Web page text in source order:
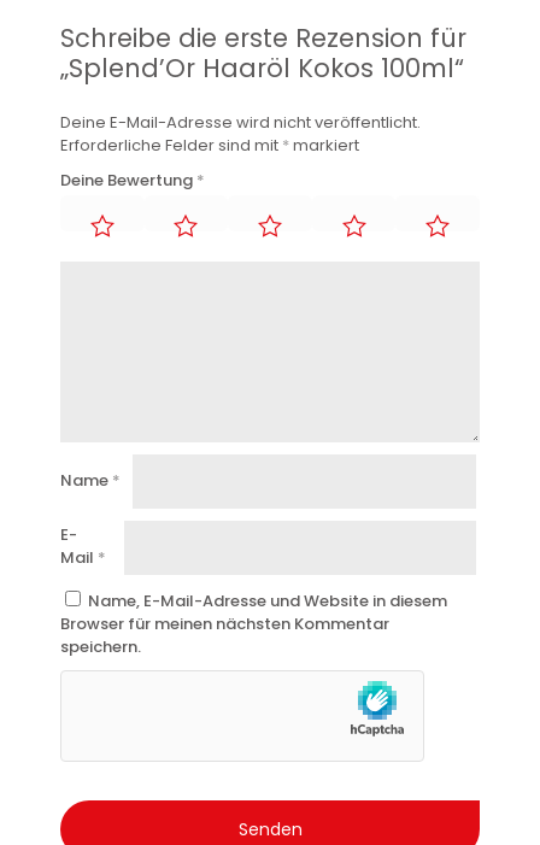
Schreibe die erste Rezension für
„Splend’Or Haaröl Kokos 100ml“
Deine E-Mail-Adresse wird nicht veröffentlicht.
Erforderliche Felder sind mit *markiert
Deine Bewertung *
Name *
E-
Mail *
Name, E-Mail-Adresse und Website in diesem
Browser für meinen nächsten Kommentar
speichern.